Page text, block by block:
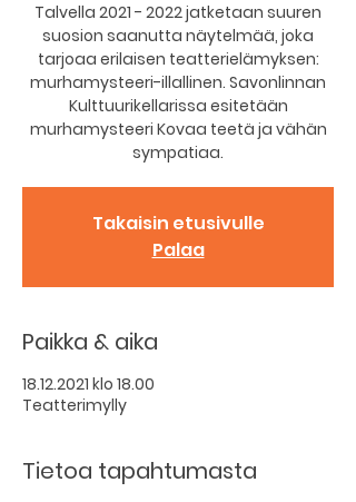
Talvella 2021 - 2022 jatketaan suuren
suosion saanutta näytelmää, joka
tarjoaa erilaisen teatterielämyksen:
murhamysteeri-illallinen. Savonlinnan
Kulttuurikellarissa esitetään
murhamysteeri Kovaa teetä ja vähän
sympatiaa.
Takaisin etusivulle
Palaa
Paikka & aika
18.12.2021 klo 18.00
Teatterimylly
Tietoa tapahtumasta